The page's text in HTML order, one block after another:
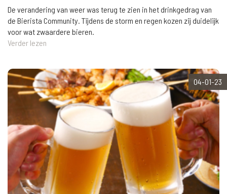
De verandering van weer was terug te zien in het drinkgedrag van
de Bierista Community. Tijdens de storm en regen kozen zij duidelijk
voor wat zwaardere bieren.
Verder lezen
04-01-23